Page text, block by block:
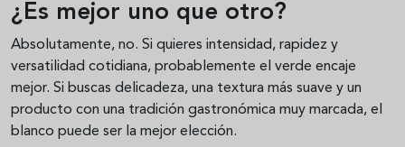
¿Es mejor uno que otro?
Absolutamente, no. Si quieres intensidad, rapidez y
versatilidad cotidiana, probablemente el verde encaje
mejor. Si buscas delicadeza, una textura más suave y un
producto con una tradición gastronómica muy marcada, el
blanco puede ser la mejor elección.